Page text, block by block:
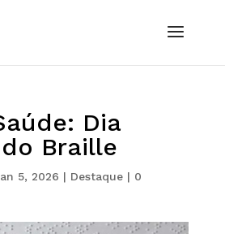
Dia
Braille
5, 2026 | Destaque| 0